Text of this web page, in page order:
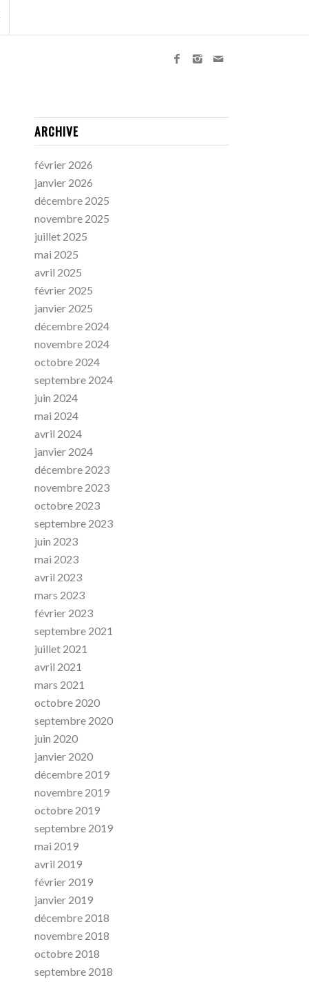
ARCHIVE
février 2026
janvier 2026
décembre 2025
novembre 2025
juillet 2025
mai 2025
avril 2025
février 2025
janvier 2025
décembre 2024
novembre 2024
octobre 2024
septembre 2024
juin 2024
mai 2024
avril 2024
janvier 2024
décembre 2023
novembre 2023
octobre 2023
septembre 2023
juin 2023
mai 2023
avril 2023
mars 2023
février 2023
septembre 2021
juillet 2021
avril 2021
mars 2021
octobre 2020
septembre 2020
juin 2020
janvier 2020
décembre 2019
novembre 2019
octobre 2019
septembre 2019
mai 2019
avril 2019
février 2019
janvier 2019
décembre 2018
novembre 2018
octobre 2018
septembre 2018